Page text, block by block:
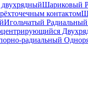
Шариковый
контактом
Игольчатый
радиальный